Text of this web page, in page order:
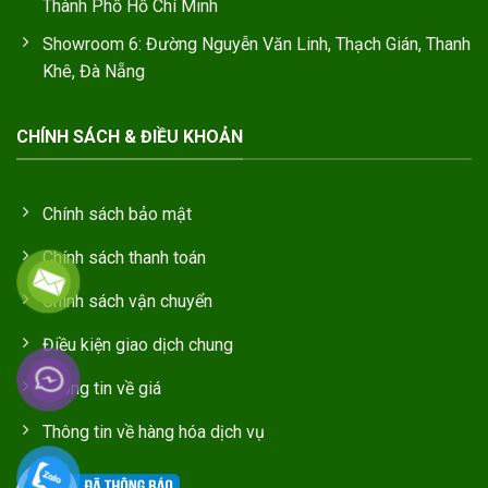
Thành Phố Hồ Chí Minh
Showroom 6: Đường Nguyễn Văn Linh, Thạch Gián, Thanh
Khê, Đà Nẵng
CHÍNH SÁCH & ĐIỀU KHOẢN
Chính sách bảo mật
Chính sách thanh toán
Chính sách vận chuyển
Điều kiện giao dịch chung
Thông tin về giá
Thông tin về hàng hóa dịch vụ